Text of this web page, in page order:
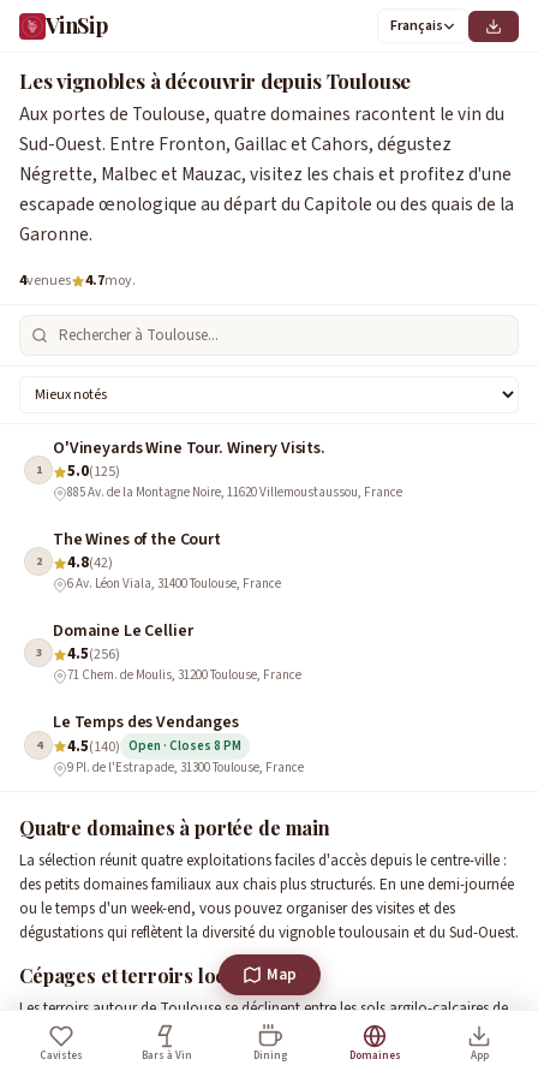
VinSip Français
Les vignobles à découvrir depuis Toulouse
Aux portes de Toulouse, quatre domaines racontent le vin du
Sud-Ouest. Entre Fronton, Gaillac et Cahors, dégustez
Négrette, Malbec et Mauzac, visitez les chais et profitez d'une
escapade œnologique au départ du Capitole ou des quais de la
Garonne.
4venues 4.7moy.
1
O'Vineyards Wine Tour. Winery Visits.
5.0(125)
885 Av. de la Montagne Noire, 11620 Villemoustaussou, France
2
The Wines of the Court
4.8(42)
6 Av. Léon Viala, 31400 Toulouse, France
3
Domaine Le Cellier
4.5(256)
71 Chem. de Moulis, 31200 Toulouse, France
4
Le Temps des Vendanges
4.5(140) Open · Closes 8 PM
9 Pl. de l'Estrapade, 31300 Toulouse, France
Quatre domaines à portée de main
La sélection réunit quatre exploitations faciles d'accès depuis le centre-ville :
des petits domaines familiaux aux chais plus structurés. En une demi-journée
ou le temps d'un week-end, vous pouvez organiser des visites et des
dégustations qui reflètent la diversité du vignoble toulousain et du Sud-Ouest.
Cépages et terroirs locaux
Les terroirs autour de Toulouse se déclinent entre les sols argilo-calcaires de
Cahors, les terrasses graveleuses de Fronton et les coteaux anciens de
Gaillac. Parmi les cépages, la Négrette exprime le caractère floral de Fronton,
Cavistes Bars à Vin Dining Domaines App
Map